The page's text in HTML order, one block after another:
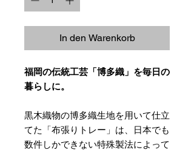
In den Warenkorb
福岡の伝統工芸「博多織」を毎日の
暮らしに。
黒木織物の博多織生地を用いて仕立
てた「布張りトレー」は、日本でも
数件しかできない特殊製法によって